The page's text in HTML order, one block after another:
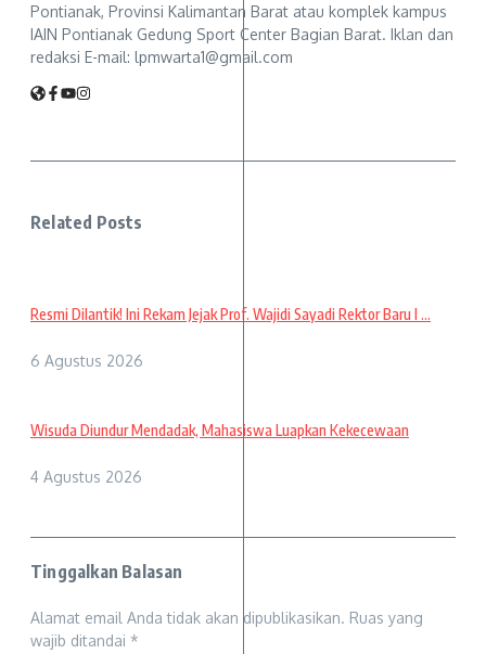
Pontianak, Provinsi Kalimantan Barat atau komplek kampus
IAIN Pontianak Gedung Sport Center Bagian Barat. Iklan dan
redaksi E-mail: lpmwarta1@gmail.com
Related Posts
Resmi Dilantik! Ini Rekam Jejak Prof. Wajidi Sayadi Rektor Baru I ...
6 Agustus 2026
Wisuda Diundur Mendadak, Mahasiswa Luapkan Kekecewaan
4 Agustus 2026
Tinggalkan Balasan
Alamat email Anda tidak akan dipublikasikan. Ruas yang
wajib ditandai *